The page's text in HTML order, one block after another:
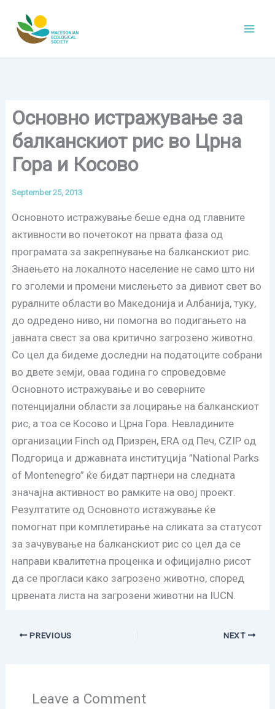
content
Основно истражување за
балканскиот рис во Црна
Гора и Косово
September 25, 2013
Основното истражување беше една од главните
активности во почетокот на првата фаза од
програмата за закрепнување на балканскиот рис.
Знаењето на локалното население не само што ни
го зголеми и промени мислењето за дивиот свет во
руралните области во Македонија и Албанија, туку,
до одредено ниво, ни помогна во подигањето на
јавната свест за ова критично загрозено животно.
Со цел да бидеме доследни на податоците собрани
во двете земји, оваа година го спроведовме
Основното истражување и во северните
потенцијални области за лоцирање на балканскиот
рис, а тоа се Косово и Црна Гора. Невладините
организации Finch од Призрен, ERA од Печ, CZIP од
Подгорица и државната институција ”National Parks
of Montenegro” ќе бидат партнери на следната
значајна активност во рамките на овој проект.
Резултатите од Основното истажување ќе
помогнат при комплетирање на сликата за статусот
за зачувување на балканскиот рис со цел да се
направи квалитетна проценка и официјално рисот
да се прогласи како загрозено животно, според
црвената листа на загрозени животни на IUCN.
PREVIOUS NEXT
Leave a Comment